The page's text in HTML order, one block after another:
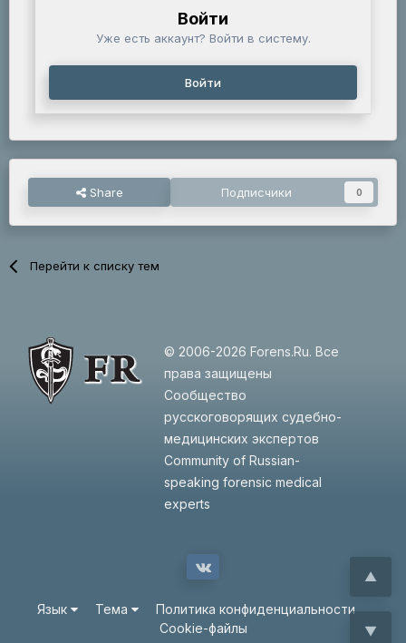
Войти
Уже есть аккаунт? Войти в систему.
Войти
Share Подписчики 0
Перейти к списку тем
© 2006-2026 Forens.Ru. Все
права защищены
Сообщество
русскоговорящих судебно-
медицинских экспертов
Community of Russian-
speaking forensic medical
experts
▲
▼
Язык Тема
Политика конфиденциальности
Cookie-файлы